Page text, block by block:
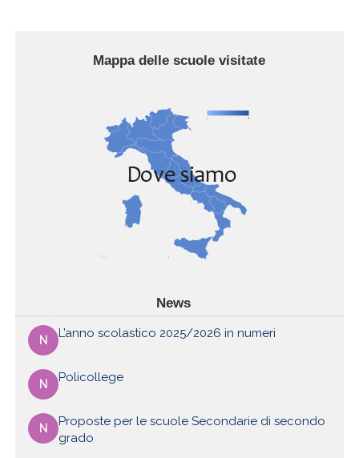
Mappa delle scuole visitate
News
N L’anno scolastico 2025/2026 in numeri
N Policollege
N
Proposte per le scuole Secondarie di secondo
grado